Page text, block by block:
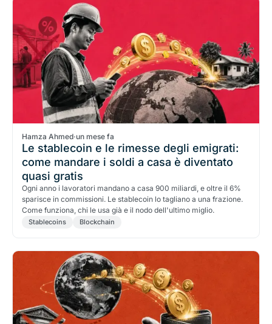
Hamza Ahmed·un mese fa
Le stablecoin e le rimesse degli emigrati:
come mandare i soldi a casa è diventato
quasi gratis
Ogni anno i lavoratori mandano a casa 900 miliardi, e oltre il 6%
sparisce in commissioni. Le stablecoin lo tagliano a una frazione.
Come funziona, chi le usa già e il nodo dell'ultimo miglio.
Stablecoins Blockchain